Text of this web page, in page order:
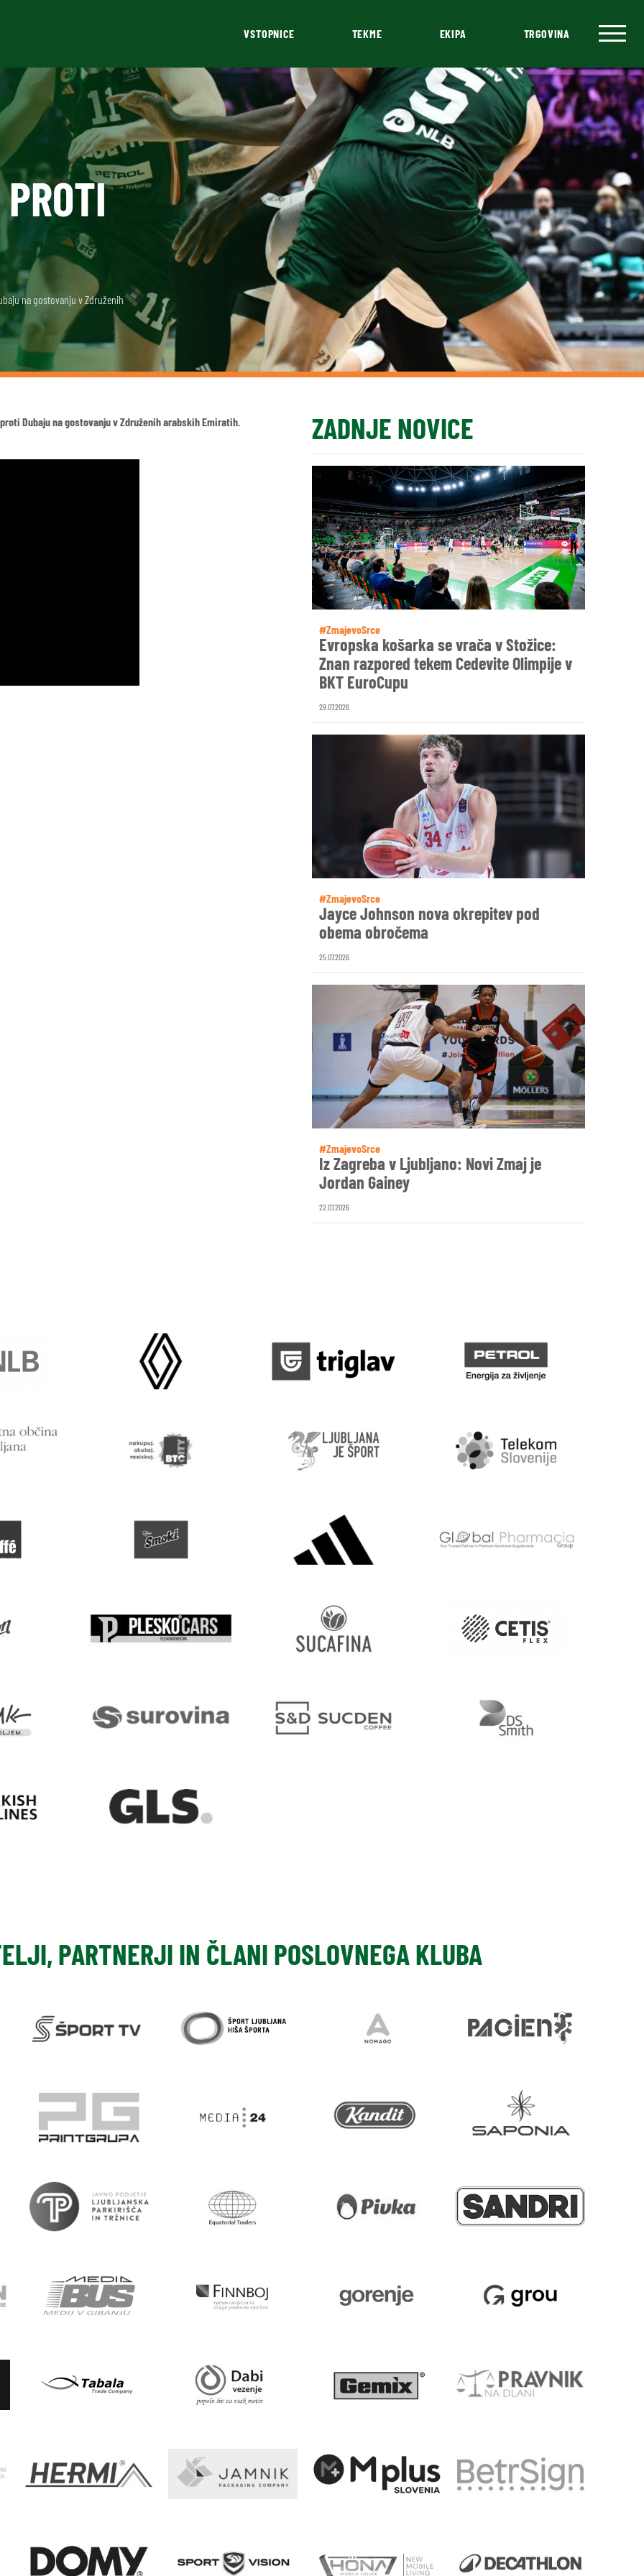
VSTOPNICE TEKME EKIPA TRGOVINA
na gostovanju v Združenih
Dubaju na gostovanju v Združenih arabskih Emiratih.
ZADNJE NOVICE
#ZmajevoSrce
Evropska košarka se vrača v Stožice:
Znan razpored tekem Cedevite Olimpije v
BKT EuroCupu
29.07.2026
#ZmajevoSrce
Jayce Johnson nova okrepitev pod
obema obročema
25.07.2026
#ZmajevoSrce
Iz Zagreba v Ljubljano: Novi Zmaj je
Jordan Gainey
22.07.2026
PARTNERJI IN ČLANI POSLOVNEGA KLUBA